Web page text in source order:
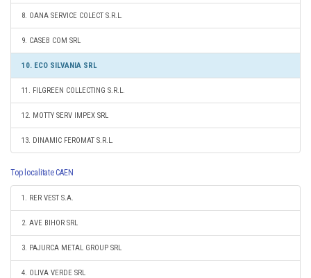
8. OANA SERVICE COLECT S.R.L.
9. CASEB COM SRL
10. ECO SILVANIA SRL
11. FILGREEN COLLECTING S.R.L.
12. MOTTY SERV IMPEX SRL
13. DINAMIC FEROMAT S.R.L.
Top localitate CAEN
1. RER VEST S.A.
2. AVE BIHOR SRL
3. PAJURCA METAL GROUP SRL
4. OLIVA VERDE SRL